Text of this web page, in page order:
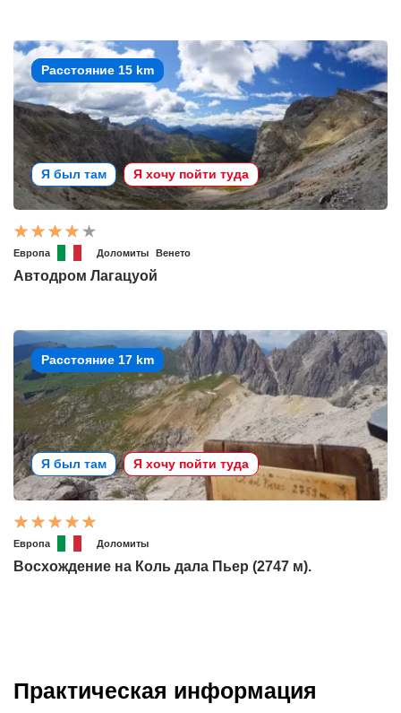
Расстояние 15 km
Я был там Я хочу пойти туда
Европа Доломиты Венето
Автодром Лагацуой
Расстояние 17 km
Я был там Я хочу пойти туда
Европа Доломиты
Восхождение на Коль дала Пьер (2747 м).
Практическая информация